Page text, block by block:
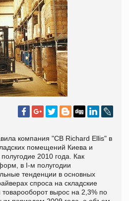
компания "CB Richard Ellis" в
помещений Киева и
2010 года. Как
в I-м полугодии
тенденции в основных
спроса на складские
вырос на 2,3% по